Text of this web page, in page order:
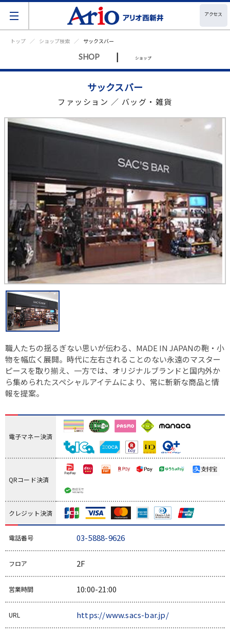
アクセス
トップ ショップ検索 サックスバー
SHOP | ショップ
サックスバー
ファッション ／ バッグ・雑貨
職人たちの揺るぎない思いが伝わる、MADE IN JAPANの鞄・小
物を幅広く展開。時代に左右されることのない永遠のマスター
ピースを取り揃え、一方では、オリジナルブランドと国内外か
ら集められたスペシャルアイテムにより、常に斬新な商品と情
報を提案。
電子マネー決済
QRコード決済
クレジット決済
電話番号 03-5888-9626
フロア 2F
営業時間 10:00-21:00
URL https://www.sacs-bar.jp/